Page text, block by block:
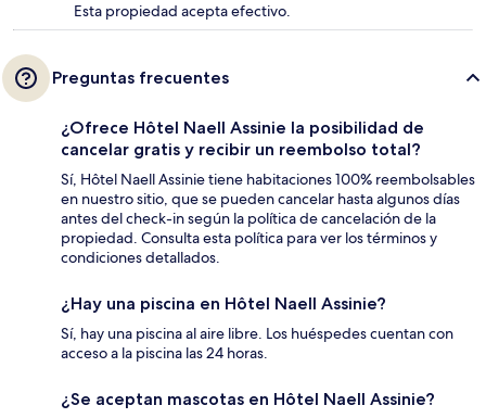
Esta propiedad acepta efectivo.
Preguntas frecuentes
¿Ofrece Hôtel Naell Assinie la posibilidad de
cancelar gratis y recibir un reembolso total?
Sí, Hôtel Naell Assinie tiene habitaciones 100% reembolsables
en nuestro sitio, que se pueden cancelar hasta algunos días
antes del check-in según la política de cancelación de la
propiedad. Consulta esta política para ver los términos y
condiciones detallados.
¿Hay una piscina en Hôtel Naell Assinie?
Sí, hay una piscina al aire libre. Los huéspedes cuentan con
acceso a la piscina las 24 horas.
¿Se aceptan mascotas en Hôtel Naell Assinie?